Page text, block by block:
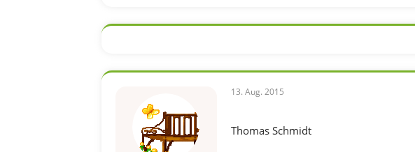
13. Aug. 2015
Thomas Schmidt